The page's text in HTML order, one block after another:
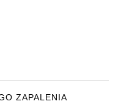
ZAPALENIA